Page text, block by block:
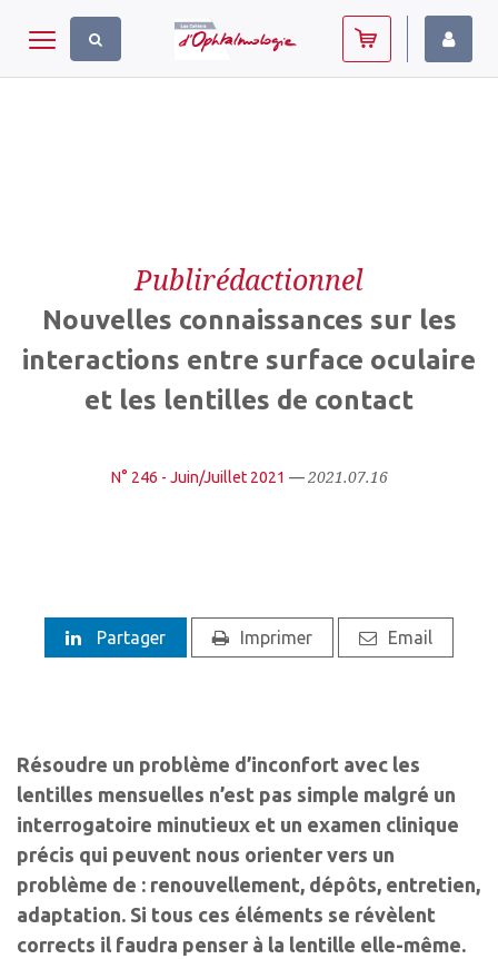
Toggle navigation
Publirédactionnel
Nouvelles connaissances sur les
interactions entre surface oculaire
et les lentilles de contact
N° 246 - Juin/Juillet 2021 —2021.07.16
Partager Imprimer Email
Résoudre un problème d’inconfort avec les
lentilles mensuelles n’est pas simple malgré un
interrogatoire minutieux et un examen clinique
précis qui peuvent nous orienter vers un
problème de : renouvellement, dépôts, entretien,
adaptation. Si tous ces éléments se révèlent
corrects il faudra penser à la lentille elle-même.
Panneau de gestion des cookies